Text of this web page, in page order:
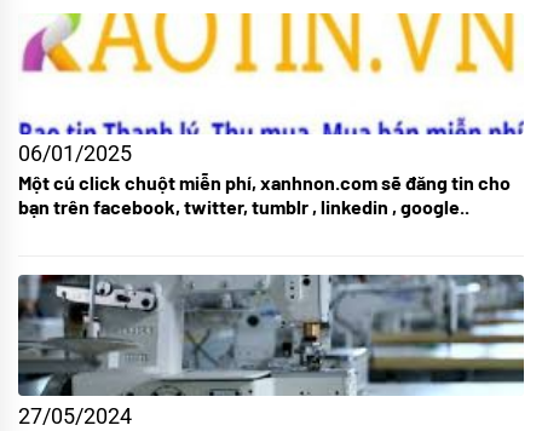
06/01/2025
Một cú click chuột miễn phí, xanhnon.com sẽ đăng tin cho
bạn trên facebook, twitter, tumblr , linkedin , google..
27/05/2024